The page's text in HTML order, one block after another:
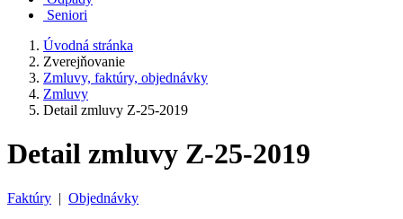
Seniori
Úvodná stránka
Zverejňovanie
Zmluvy, faktúry, objednávky
Zmluvy
Detail zmluvy Z-25-2019
Detail zmluvy Z-25-2019
Faktúry | Objednávky